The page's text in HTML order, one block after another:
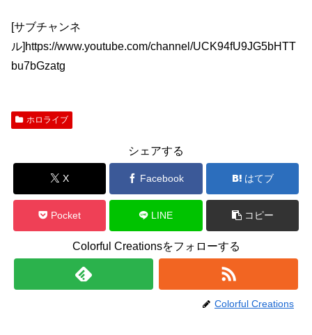
[サブチャンネ
ル]https://www.youtube.com/channel/UCK94fU9JG5bHTT
bu7bGzatg
ホロライブ
シェアする
X Facebook はてブ
Pocket LINE コピー
Colorful Creationsをフォローする
Colorful Creations